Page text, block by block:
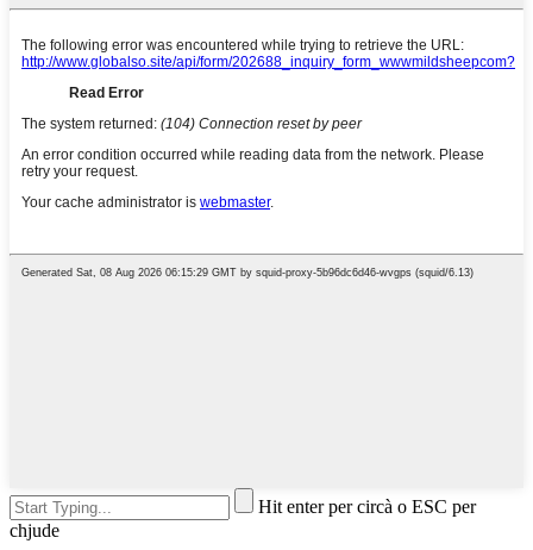
Hit enter per circà o ESC per
chjude